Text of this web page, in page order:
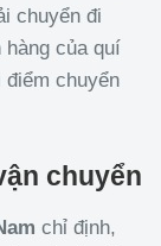
chuyển đi
của quí
chuyển
chuyển
chỉ định,